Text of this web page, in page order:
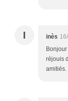
I inès
réjouis
amitiés.